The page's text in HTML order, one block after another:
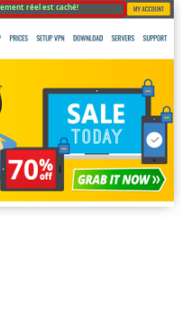
réel est caché!